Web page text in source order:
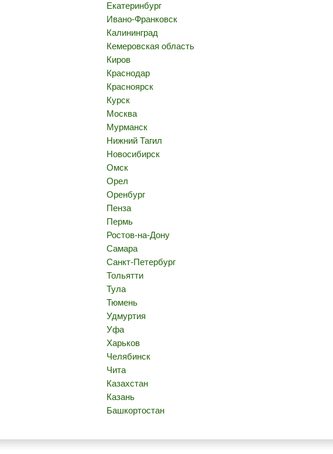
Екатеринбург
Ивано-Франковск
Калининград
Кемеровская область
Киров
Краснодар
Красноярск
Курск
Москва
Мурманск
Нижний Тагил
Новосибирск
Омск
Орел
Оренбург
Пенза
Пермь
Ростов-на-Дону
Самара
Санкт-Петербург
Тольятти
Тула
Тюмень
Удмуртия
Уфа
Харьков
Челябинск
Чита
Казахстан
Казань
Башкортостан